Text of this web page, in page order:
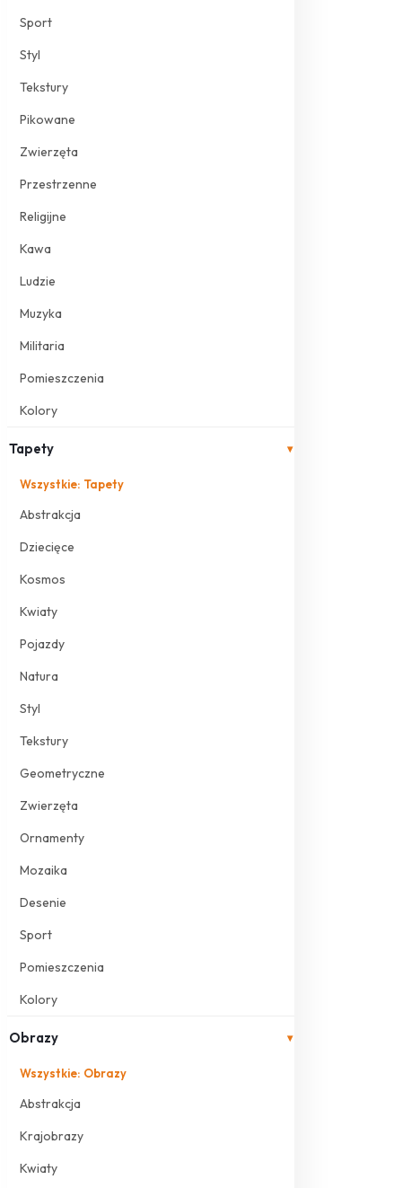
Sport
Styl
Tekstury
Pikowane
Zwierzęta
Przestrzenne
Religijne
Kawa
Ludzie
Muzyka
Militaria
Pomieszczenia
Kolory
Tapety ▾
Wszystkie: Tapety
Abstrakcja
Dziecięce
Kosmos
Kwiaty
Pojazdy
Natura
Styl
Tekstury
Geometryczne
Zwierzęta
Ornamenty
Mozaika
Desenie
Sport
Pomieszczenia
Kolory
Obrazy ▾
Wszystkie: Obrazy
Abstrakcja
Krajobrazy
Kwiaty